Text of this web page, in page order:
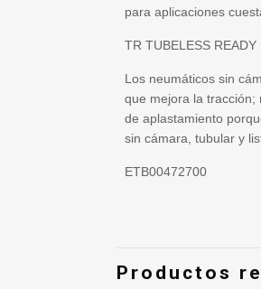
para aplicaciones
TR TUBELESS READY
Los neumáticos sin
que mejora la tracción;
de aplastamiento
sin cámara, tubular y
ETB00472700
Productos